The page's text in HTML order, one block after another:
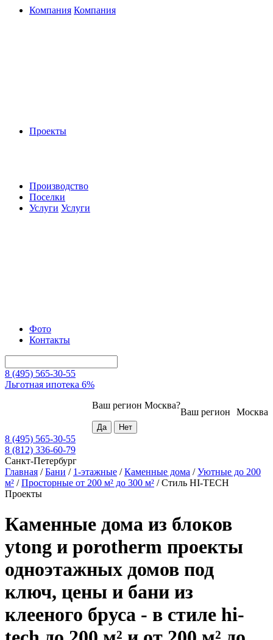
Компания Компания
Проекты
Производство
Поселки
Услуги Услуги
Фото
Контакты
8 (495) 565-30-55
Льготная ипотека 6%
Москва
Ваш регион
Ваш регион Москва?
8 (495) 565-30-55
8 (812) 336-60-79
Санкт-Петербург
Главная /Бани / 1-этажные /Каменные дома /Уютные до 200
м² /Просторные от 200 м² до 300 м² /Стиль HI-TECH
Проекты
Каменные дома из блоков
ytong и porotherm проекты
одноэтажных домов под
ключ, цены и бани из
клееного бруса - в стиле hi-